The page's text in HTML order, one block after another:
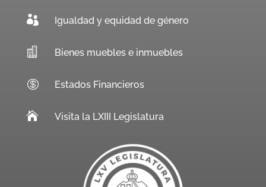
 Igualdad y equidad de género
 Bienes muebles e inmuebles
 Estados Financieros
 Visita la LXIII Legislatura